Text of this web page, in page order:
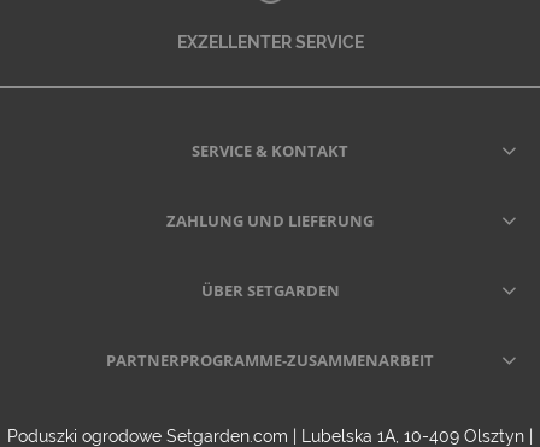
EXZELLENTER SERVICE
SERVICE & KONTAKT
ZAHLUNG UND LIEFERUNG
ÜBER SETGARDEN
PARTNERPROGRAMME-ZUSAMMENARBEIT
Poduszki ogrodowe Setgarden.com | Lubelska 1A, 10-409 Olsztyn |